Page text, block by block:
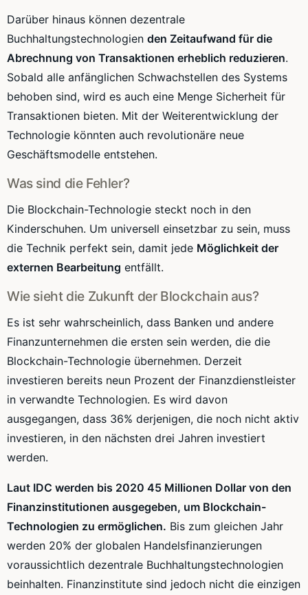
Darüber hinaus können dezentrale
Buchhaltungstechnologien den Zeitaufwand für die
Abrechnung von Transaktionen erheblich reduzieren.
Sobald alle anfänglichen Schwachstellen des Systems
behoben sind, wird es auch eine Menge Sicherheit für
Transaktionen bieten. Mit der Weiterentwicklung der
Technologie könnten auch revolutionäre neue
Geschäftsmodelle entstehen.
Was sind die Fehler?
Die Blockchain-Technologie steckt noch in den
Kinderschuhen. Um universell einsetzbar zu sein, muss
die Technik perfekt sein, damit jede Möglichkeit der
externen Bearbeitung entfällt.
Wie sieht die Zukunft der Blockchain aus?
Es ist sehr wahrscheinlich, dass Banken und andere
Finanzunternehmen die ersten sein werden, die die
Blockchain-Technologie übernehmen. Derzeit
investieren bereits neun Prozent der Finanzdienstleister
in verwandte Technologien. Es wird davon
ausgegangen, dass 36% derjenigen, die noch nicht aktiv
investieren, in den nächsten drei Jahren investiert
werden.
Laut IDC werden bis 2020 45 Millionen Dollar von den
Finanzinstitutionen ausgegeben, um Blockchain-
Technologien zu ermöglichen. Bis zum gleichen Jahr
werden 20% der globalen Handelsfinanzierungen
voraussichtlich dezentrale Buchhaltungstechnologien
beinhalten. Finanzinstitute sind jedoch nicht die einzigen